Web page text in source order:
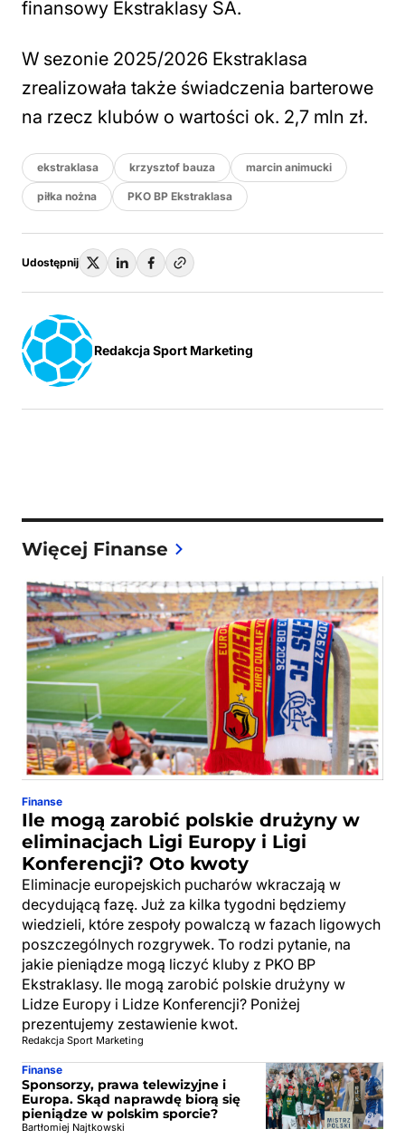
finansowy Ekstraklasy SA.
W sezonie 2025/2026 Ekstraklasa
zrealizowała także świadczenia barterowe
na rzecz klubów o wartości ok. 2,7 mln zł.
ekstraklasa krzysztof bauza marcin animucki
piłka nożna PKO BP Ekstraklasa
Udostępnij
Redakcja Sport Marketing
Więcej Finanse
Finanse
Ile mogą zarobić polskie drużyny w
eliminacjach Ligi Europy i Ligi
Konferencji? Oto kwoty
Eliminacje europejskich pucharów wkraczają w
decydującą fazę. Już za kilka tygodni będziemy
wiedzieli, które zespoły powalczą w fazach ligowych
poszczególnych rozgrywek. To rodzi pytanie, na
jakie pieniądze mogą liczyć kluby z PKO BP
Ekstraklasy. Ile mogą zarobić polskie drużyny w
Lidze Europy i Lidze Konferencji? Poniżej
prezentujemy zestawienie kwot.
Redakcja Sport Marketing
Finanse
Sponsorzy, prawa telewizyjne i
Europa. Skąd naprawdę biorą się
pieniądze w polskim sporcie?
Bartłomiej Najtkowski